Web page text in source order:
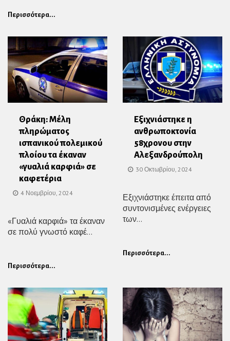
Περισσότερα...
Θράκη: Μέλη
πληρώματος
ισπανικού πολεμικού
πλοίου τα έκαναν
«γυαλιά καρφιά» σε
καφετέρια
4 Νοεμβρίου, 2024
«Γυαλιά καρφιά» τα έκαναν
σε πολύ γνωστό καφέ...
Περισσότερα...
Εξιχνιάστηκε η
ανθρωποκτονία
58χρονου στην
Αλεξανδρούπολη
30 Οκτωβρίου, 2024
Εξιχνιάστηκε έπειτα από
συντονισμένες ενέργειες
των...
Περισσότερα...